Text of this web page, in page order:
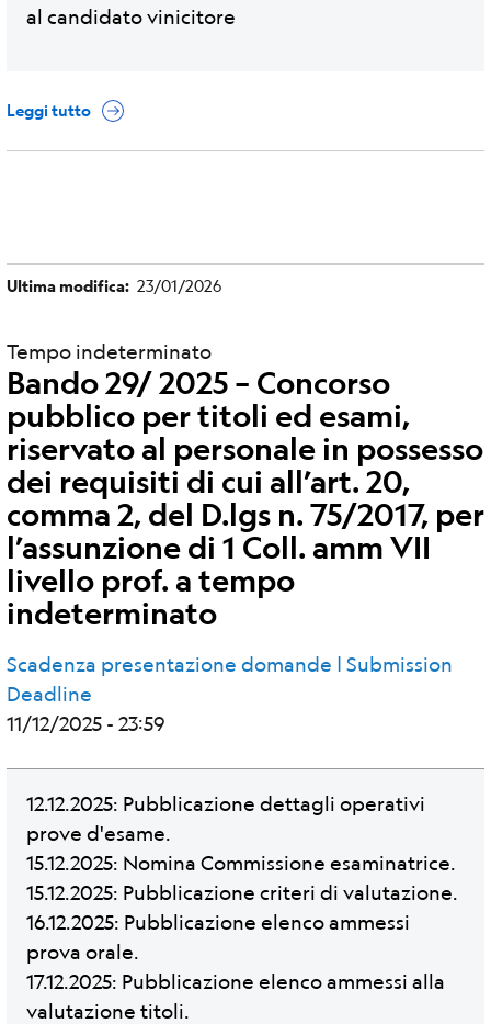
al candidato vinicitore
Leggi tutto
Ultima modifica 23/01/2026
Tempo indeterminato
Bando 29/ 2025 – Concorso
pubblico per titoli ed esami,
riservato al personale in possesso
dei requisiti di cui all’art. 20,
comma 2, del D.lgs n. 75/2017, per
l’assunzione di 1 Coll. amm VII
livello prof. a tempo
indeterminato
Scadenza presentazione domande | Submission
Deadline
11/12/2025 - 23:59
12.12.2025: Pubblicazione dettagli operativi
prove d'esame.
15.12.2025: Nomina Commissione esaminatrice.
15.12.2025: Pubblicazione criteri di valutazione.
16.12.2025: Pubblicazione elenco ammessi
prova orale.
17.12.2025: Pubblicazione elenco ammessi alla
valutazione titoli.